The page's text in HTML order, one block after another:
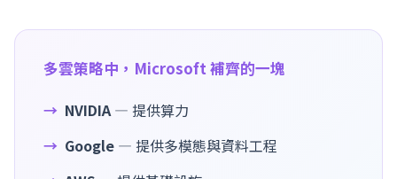
多雲策略中，Microsoft 補齊的一塊
NVIDIA — 提供算力
Google — 提供多模態與資料工程